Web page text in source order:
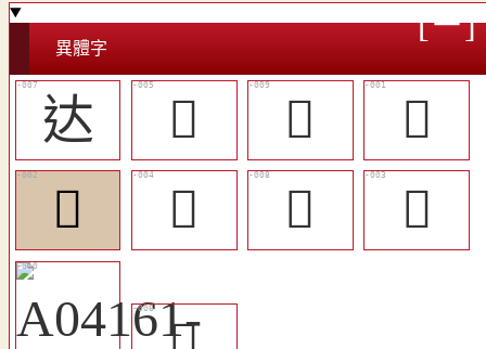
異體字
达 󶀁 󶀄
󵿿
𨔬
󶀀 󶀃 𨖫